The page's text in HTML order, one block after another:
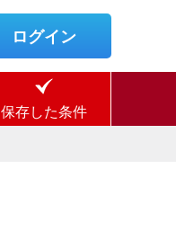
ログイン
保存した条件